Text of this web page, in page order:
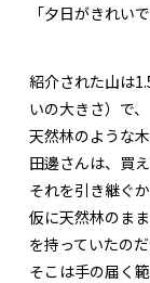
「夕日がきれい
紹介された山は
いの大きさ）で、
天然林のような
田邊さんは、買
それを引き継ぐ
仮に天然林のま
を持っていたのだ
そこは手の届く